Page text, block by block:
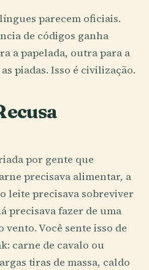
parecem oficiais.
de códigos ganha
a papelada, outra para a
piadas. Isso é civilização.
por gente que
precisava alimentar, a
leite precisava sobreviver
precisava fazer de uma
Você sente isso de
carne de cavalo ou
tiras de massa, caldo